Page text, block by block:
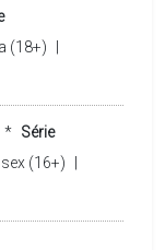
(18+)
* Série
sex (16+)